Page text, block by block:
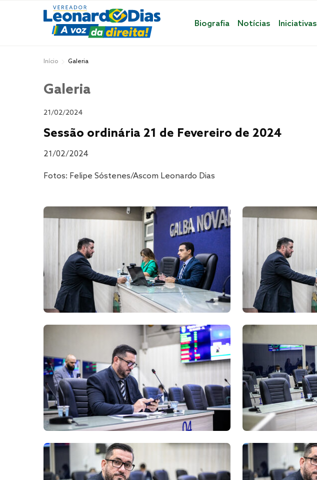
Biografia Notícias Iniciativas
Início Galeria
Galeria
21/02/2024
Sessão ordinária 21 de Fevereiro de 2024
21/02/2024
Fotos: Felipe Sóstenes/Ascom Leonardo Dias